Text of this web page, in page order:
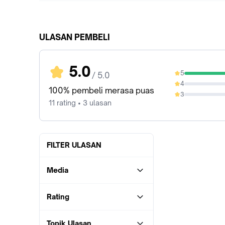
ULASAN PEMBELI
5.0 / 5.0
100% pembeli merasa puas
11 rating • 3 ulasan
5
100%
4
0%
3
0%
FILTER ULASAN
Media
Rating
Topik Ulasan